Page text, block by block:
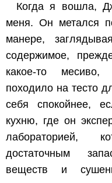
Когда я вошла,
меня. Он метался
манере,
содержимое,
какое-то месиво,
походило на тесто
себя спокойнее,
кухню, где он
лабораторией,
достаточным
веществ и